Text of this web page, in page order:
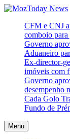
Skip
content
MozToday News
Onde a gente lê.
CFM e CNJ
comboio
Governo
Aduaneiro
Ex-director-
imóveis com
Governo
desempenho
Cada Golo
Fundo de
Menu